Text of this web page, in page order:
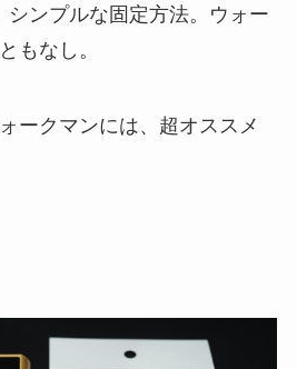
シンプルな固定方法。ウォー
もなし。
ークマンには、超オススメ